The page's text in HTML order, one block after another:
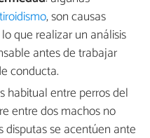
, son causas
que realizar un análisis
antes de trabajar
conducta.
habitual entre perros del
entre dos machos no
disputas se acentúen ante